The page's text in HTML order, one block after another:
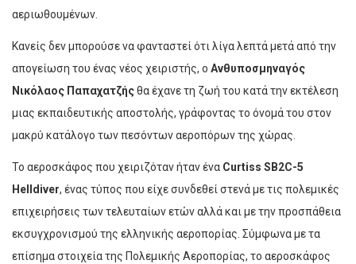
αεριωθουμένων.
Κανείς δεν μπορούσε να φανταστεί ότι λίγα λεπτά μετά από την
απογείωση του ένας νέος χειριστής, ο Ανθυποσμηναγός
Νικόλαος Παπαχατζήςθα έχανε τη ζωή του κατά την εκτέλεση
μιας εκπαιδευτικής αποστολής, γράφοντας το όνομά του στον
μακρύ κατάλογο των πεσόντων αεροπόρων της χώρας.
Το αεροσκάφος που χειριζόταν ήταν ένα Curtiss SB2C-5
Helldiver, ένας τύπος που είχε συνδεθεί στενά με τις πολεμικές
επιχειρήσεις των τελευταίων ετών αλλά και με την προσπάθεια
εκσυγχρονισμού της ελληνικής αεροπορίας. Σύμφωνα με τα
επίσημα στοιχεία της Πολεμικής Αεροπορίας, το αεροσκάφος